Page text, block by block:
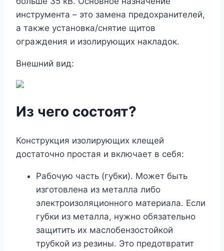
инструмента – это замена предохранителей,
а также установка/снятие щитов
ограждения и изолирующих накладок.
Внешний вид:
Из чего состоят?
Конструкция изолирующих клещей
достаточно простая и включает в себя:
Рабочую часть (губки). Может быть
изготовлена из металла либо
электроизоляционного материала. Если
губки из металла, нужно обязательно
защитить их маслобензостойкой
трубкой из резины. Это предотвратит